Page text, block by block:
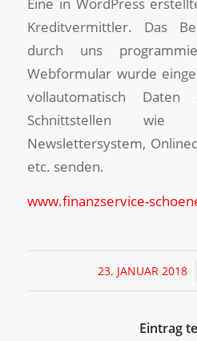
Kreditvermittler. Das
durch uns
Webformular wurde
vollautomatisch
Schnittstellen wie
Newslettersystem,
etc. senden.
www.finanzservice-
23. JANUAR 2018
/
Eintrag